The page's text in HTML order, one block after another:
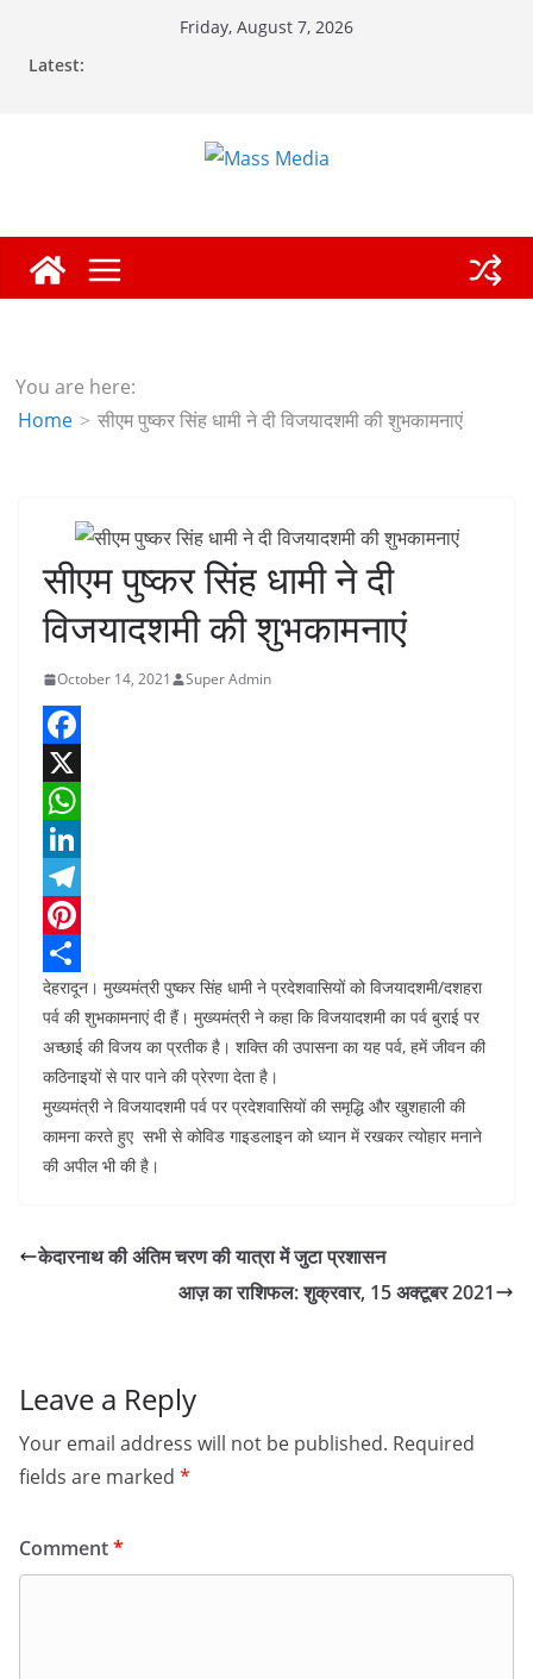
Friday, August 7, 2026
Latest:
You are here:
Home
सीएम पुष्कर सिंह धामी ने दी विजयादशमी की शुभकामनाएं
सीएम पुष्कर सिंह धामी ने दी
विजयादशमी की शुभकामनाएं
October 14, 2021 Super Admin
F
a
c
e
b
o
o
k
X
W
h
a
s
A
p
p
L
n
k
e
d
I
n
T
e
l
e
g
r
a
P
i
n
t
e
r
t
S
h
a
r
e
देहरादून। मुख्यमंत्री पुष्कर सिंह धामी ने प्रदेशवासियों को विजयादशमी/दशहरा
पर्व की शुभकामनाएं दी हैं। मुख्यमंत्री ने कहा कि विजयादशमी का पर्व बुराई पर
अच्छाई की विजय का प्रतीक है। शक्ति की उपासना का यह पर्व, हमें जीवन की
कठिनाइयों से पार पाने की प्रेरणा देता है।
मुख्यमंत्री ने विजयादशमी पर्व पर प्रदेशवासियों की समृद्धि और खुशहाली की
कामना करते हुए सभी से कोविड गाइडलाइन को ध्यान में रखकर त्योहार मनाने
की अपील भी की है।
केदारनाथ की अंतिम चरण की यात्रा में जुटा प्रशासन
आज़ का राशिफल: शुक्रवार, 15 अक्टूबर 2021
Leave a Reply
Your email address will not be published. Required
fields are marked *
Comment*